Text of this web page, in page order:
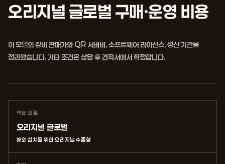
오리지널 글로벌 구매·운영 비용
이 모델의 장비 판매가와 QR 서버비, 소프트웨어 라이선스, 생산 기간을
정리했습니다. 기타 조건은 상담 후 견적서에서 확정합니다.
적용 모델
오리지널 글로벌
해외 설치를 위한 오리지널 수출형